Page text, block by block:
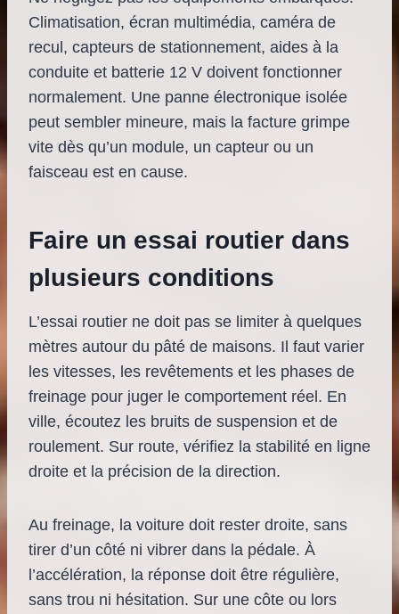
Climatisation, écran multimédia, caméra de
recul, capteurs de stationnement, aides à la
conduite et batterie 12 V doivent fonctionner
normalement. Une panne électronique isolée
peut sembler mineure, mais la facture grimpe
vite dès qu’un module, un capteur ou un
faisceau est en cause.
Faire un essai routier dans
plusieurs conditions
L’essai routier ne doit pas se limiter à quelques
mètres autour du pâté de maisons. Il faut varier
les vitesses, les revêtements et les phases de
freinage pour juger le comportement réel. En
ville, écoutez les bruits de suspension et de
roulement. Sur route, vérifiez la stabilité en ligne
droite et la précision de la direction.
Au freinage, la voiture doit rester droite, sans
tirer d’un côté ni vibrer dans la pédale. À
l’accélération, la réponse doit être régulière,
sans trou ni hésitation. Sur une côte ou lors